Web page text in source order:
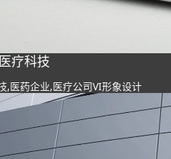
疗科技
,医药企业,医疗公司VI形象设计